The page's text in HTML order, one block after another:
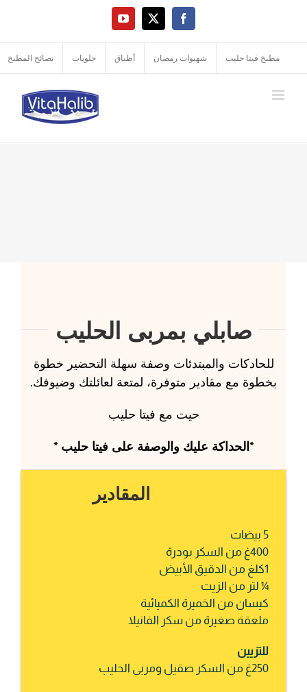
content
Facebook
X
YouTube
مطبخ فيتا حليب شهيوات رمضان أطباق حلويات نصائح المطبخ
صابلي بمربى الحليب
للحادكات والمبتدئات وصفة سهلة التحضير خطوة
بخطوة مع مقادير متوفرة، لمتعة لعائلتك وضيوفك.
حيت مع فيتا حليب
*الحداكة عليك والوصفة على فيتا حليب *
المقادير
5 بيضات
400غ من السكر بودرة
1كلغ من الدقيق الأبيض
¼ لتر من الزيت
كيسان من الخميرة الكميائية
ملعقة صغيرة من سكر الفانيلا
للتزيين
250غ من السكر صقيل ومربى الحليب